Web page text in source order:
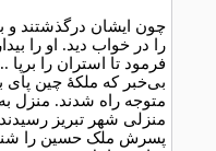
چون ایشان درگذشتند و
را در خواب دید. او را
فرمود تا استران را
بی‌خبر که ملکۀ چین پای
متوجه راه شدند. منزل
منزلی شهر تبریز
پسرش ملک حسین را